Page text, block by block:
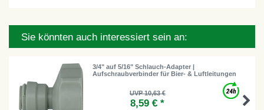
Sie könnten auch interessiert sein an:
3/4" auf 5/16" Schlauch-Adapter |
Aufschraubverbinder für Bier- & Luftleitungen
UVP 10,63 €
8,59 € *